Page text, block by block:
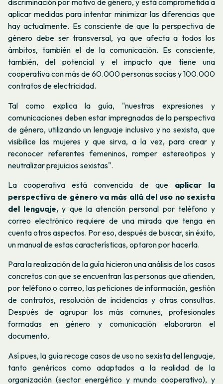
discriminación por motivo de género, y está comprometida a
aplicar medidas para intentar minimizar las diferencias que
hay actualmente. Es consciente de que la perspectiva de
género debe ser transversal, ya que afecta a todos los
ámbitos, también el de la comunicación. Es consciente,
también, del potencial y el impacto que tiene una
cooperativa con más de 60.000 personas socias y 100.000
contratos de electricidad.
Tal como explica la guía, "nuestras expresiones y
comunicaciones deben estar impregnadas de la perspectiva
de género, utilizando un lenguaje inclusivo y no sexista, que
visibilice las mujeres y que sirva, a la vez, para crear y
reconocer referentes femeninos, romper estereotipos y
neutralizar prejuicios sexistas".
La cooperativa está convencida de que aplicar la
perspectiva de género va más allá del uso no sexista
del lenguaje, y que la atención personal por teléfono y
correo electrónico requiere de una mirada que tenga en
cuenta otros aspectos. Por eso, después de buscar, sin éxito,
un manual de estas características, optaron por hacerla.
Para la realización de la guía hicieron una análisis de los casos
concretos con que se encuentran las personas que atienden,
por teléfono o correo, las peticiones de información, gestión
de contratos, resolución de incidencias y otras consultas.
Después de agrupar los más comunes, profesionales
formadas en género y comunicación elaboraron el
documento.
Así pues, la guía recoge casos de uso no sexista del lenguaje,
tanto genéricos como adaptados a la realidad de la
organización (sector energético y mundo cooperativo), y